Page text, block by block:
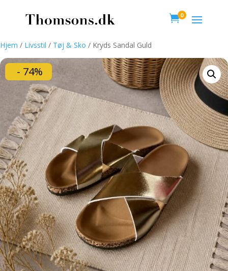
0
Hjem / Livsstil / Tøj & Sko / Kryds Sandal Guld
- 74%